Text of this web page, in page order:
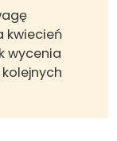
kwiecień
wycenia